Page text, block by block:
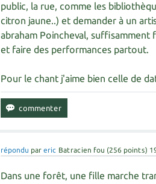
public, la rue, comme les
citron jaune..) et demander à un
abraham Poincheval,
et faire des performances partout.
Pour le chant j'aime bien celle de
répondu pareric Batracien fou (256 points)
Dans une forêt, une fille marche